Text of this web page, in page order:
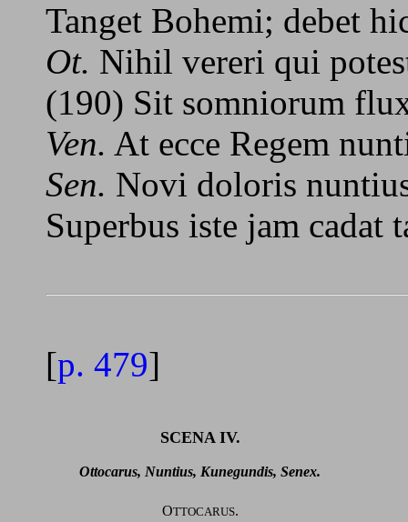
Tanget Bohemi; debet
Ot. Nihil vereri qui
(190) Sit somniorum
Ven. At ecce Regem
Sen. Novi doloris
Superbus iste jam cadat
[p. 479]
SCENA IV.
Ottocarus, Nuntius, Kunegundis, Senex.
OTTOCARUS.